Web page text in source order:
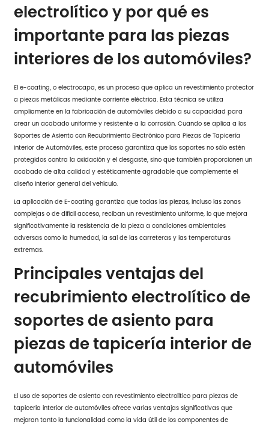
electrolítico y por qué es
importante para las piezas
interiores de los automóviles?
El e-coating, o electrocapa, es un proceso que aplica un revestimiento protector
a piezas metálicas mediante corriente eléctrica. Esta técnica se utiliza
ampliamente en la fabricación de automóviles debido a su capacidad para
crear un acabado uniforme y resistente a la corrosión. Cuando se aplica a los
Soportes de Asiento con Recubrimiento Electrónico para Piezas de Tapicería
Interior de Automóviles, este proceso garantiza que los soportes no sólo estén
protegidos contra la oxidación y el desgaste, sino que también proporcionen un
acabado de alta calidad y estéticamente agradable que complemente el
diseño interior general del vehículo.
La aplicación de E-coating garantiza que todas las piezas, incluso las zonas
complejas o de difícil acceso, reciban un revestimiento uniforme, lo que mejora
significativamente la resistencia de la pieza a condiciones ambientales
adversas como la humedad, la sal de las carreteras y las temperaturas
extremas.
Principales ventajas del
recubrimiento electrolítico de
soportes de asiento para
piezas de tapicería interior de
automóviles
El uso de soportes de asiento con revestimiento electrolítico para piezas de
tapicería interior de automóviles ofrece varias ventajas significativas que
mejoran tanto la funcionalidad como la vida útil de los componentes de